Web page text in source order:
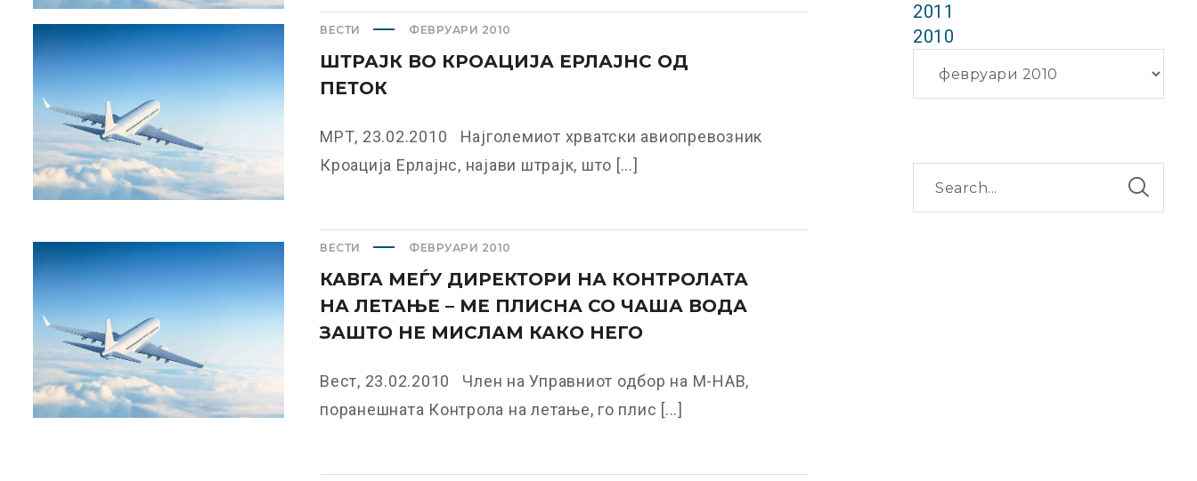
ВЕСТИ ФЕВРУАРИ 2010
ШТРАЈК ВО КРОАЦИЈА ЕРЛАЈНС ОД
ПЕТОК
МРТ, 23.02.2010 Најголемиот хрватски авиопревозник
Кроација Ерлајнс, најави штрајк, што [...]
ВЕСТИ ФЕВРУАРИ 2010
КАВГА МЕЃУ ДИРЕКТОРИ НА КОНТРОЛАТА
НА ЛЕТАЊЕ – МЕ ПЛИСНА СО ЧАША ВОДА
ЗАШТО НЕ МИСЛАМ КАКО НЕГО
Вест, 23.02.2010 Член на Управниот одбор на М-НАВ,
поранешната Контрола на летање, го плис [...]
2011
2010